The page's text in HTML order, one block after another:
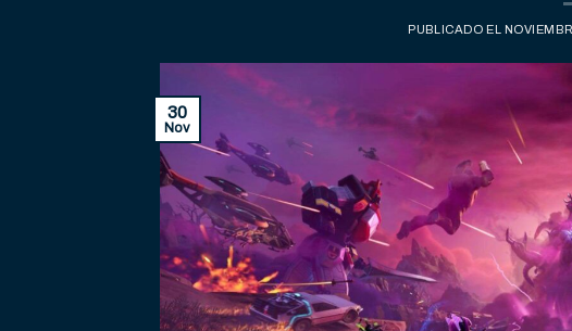
PUBLICADO EL
30
Nov